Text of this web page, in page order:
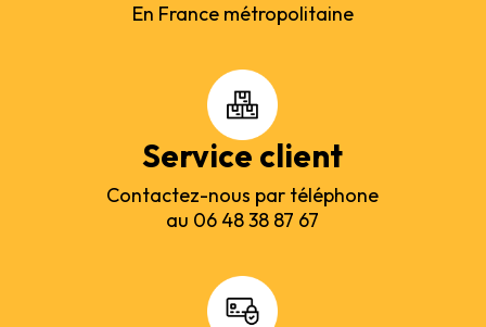
En France métropolitaine
Service client
Contactez-nous par téléphone
au 06 48 38 87 67